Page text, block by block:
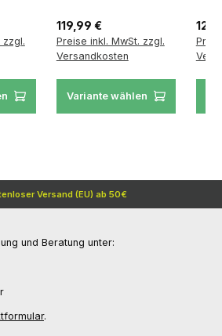
zzgl.
Regulärer Preis:
119,99 €
Preise inkl. MwSt. zzgl.
Versandkosten
Variante wählen
Versand (EU) ab 50€
und Beratung unter:
.